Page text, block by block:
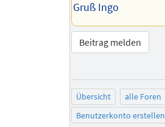
Gruß Ingo
Beitrag melden
Übersicht alle Foren
Benutzerkonto erstellen